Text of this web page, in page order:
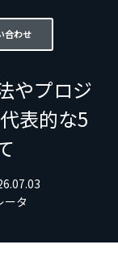
合わせ
やプロジ
表的な5
ータ